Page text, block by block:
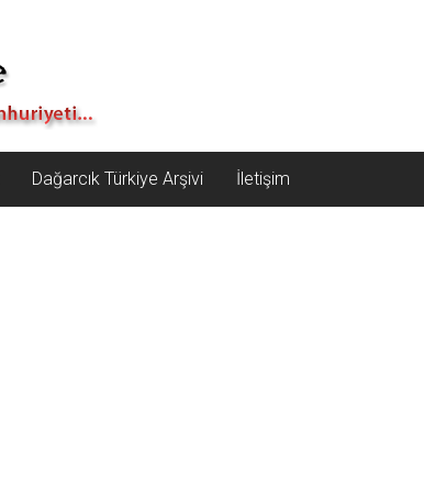
Dağarcık Türkiye Arşivi İletişim